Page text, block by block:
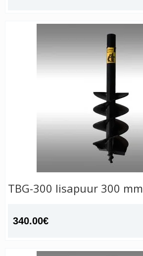
TBG-300 lisapuur 300 mm
340.00€